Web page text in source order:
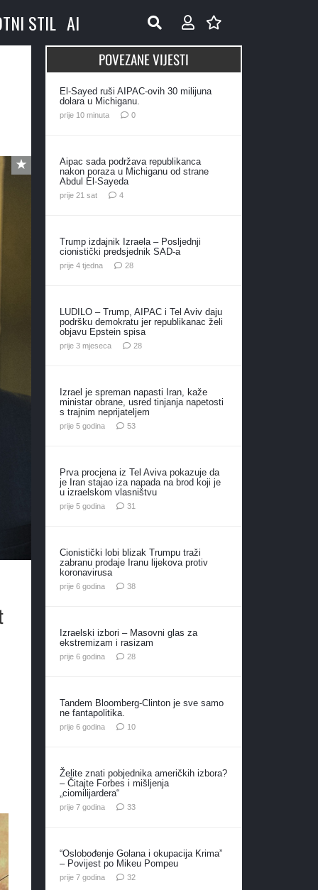
STIL AI
POVEZANE VIJESTI
El-Sayed ruši AIPAC-ovih 30 milijuna
dolara u Michiganu.
prije 10 minuta 0
Aipac sada podržava republikanca
nakon poraza u Michiganu od strane
Abdul El-Sayeda
prije 21 sat 4komentara
Trump izdajnik Izraela – Posljednji
cionistički predsjednik SAD-a
prije 4 tjedna 28komentara
LUDILO – Trump, AIPAC i Tel Aviv daju
podršku demokratu jer republikanac želi
objavu Epstein spisa
prije 3 mjeseca 28komentara
Izrael je spreman napasti Iran, kaže
ministar obrane, usred tinjanja napetosti
s trajnim neprijateljem
prije 5 godina 53komentara
Prva procjena iz Tel Aviva pokazuje da
je Iran stajao iza napada na brod koji je
u izraelskom vlasništvu
prije 5 godina 31
Cionistički lobi blizak Trumpu traži
zabranu prodaje Iranu lijekova protiv
koronavirusa
prije 6 godina 38komentara
Izraelski izbori – Masovni glas za
ekstremizam i rasizam
prije 6 godina 28komentara
Tandem Bloomberg-Clinton je sve samo
ne fantapolitika.
prije 6 godina 10komentara
Želite znati pobjednika američkih izbora?
– Čitajte Forbes i mišljenja
„ciomilijardera“
prije 7 godina 33komentara
“Oslobođenje Golana i okupacija Krima”
– Povijest po Mikeu Pompeu
prije 7 godina 32komentara